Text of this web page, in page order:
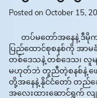
Posted on October 15,
တပ်မတော်အနေနဲ့ ဒီမိုက
ပြည်ထောင်စုစနစ်ကို အာမ
တစ်ဒေသနဲ့ တစ်ဒေသ၊ လူ
မဟုတ်ဘဲ တူညီတဲ့စနစ်နဲ့ ဖော်
တို့အနေနဲ့ နိုင်ငံတော် တည်
အလေးထားဆောင်ရွက် လ